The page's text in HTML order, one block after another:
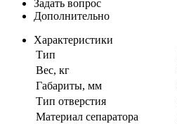
Задать вопрос
Дополнительно
Характеристики
Тип
Вес, кг
Габариты, мм
Тип отверстия
Материал сепаратора